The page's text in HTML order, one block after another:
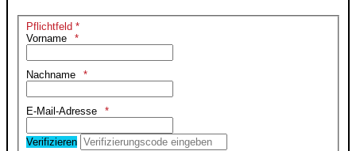
Pflichtfeld *
Vorname
Nachname
E-Mail-Adresse
Verifizieren